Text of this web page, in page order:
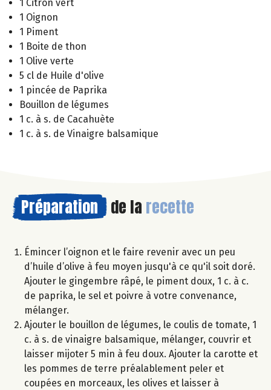
1 Citron vert
1 Oignon
1 Piment
1 Boite de thon
1 Olive verte
5 cl de Huile d'olive
1 pincée de Paprika
Bouillon de légumes
1 c. à s. de Cacahuète
1 c. à s. de Vinaigre balsamique
Préparation de la recette
Émincer l’oignon et le faire revenir avec un peu
d’huile d’olive à feu moyen jusqu'à ce qu'il soit doré.
Ajouter le gingembre râpé, le piment doux, 1 c. à c.
de paprika, le sel et poivre à votre convenance,
mélanger.
Ajouter le bouillon de légumes, le coulis de tomate, 1
c. à s. de vinaigre balsamique, mélanger, couvrir et
laisser mijoter 5 min à feu doux. Ajouter la carotte et
les pommes de terre préalablement peler et
coupées en morceaux, les olives et laisser à